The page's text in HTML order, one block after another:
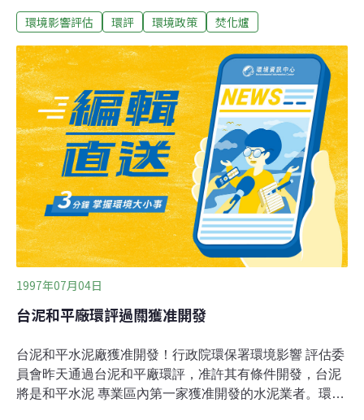
率的焚化爐。工業局及環保單位雖然鼓勵多成立焚化爐，
日處理容量超過100公噸的焚化爐，須提出環境影響評
估，使事業廢棄物處理廠籌設緩慢。8月中修正通過，容
量100公噸以上的焚化爐，改以審核實際設廠計劃後，再
決定是否須實施環估。未來，將工業廢棄物比照一般廢棄
物，在處理時也能獲得處理費用的補助，增加環保業投入
興建焚化爐的誘因。
環境影響評估 環評 環境政策 焚化爐
1997年07月04日
台泥和平廠環評過關獲准開發
台泥和平水泥廠獲准開發！行政院環保署環境影響 評估委
員會昨天通過台泥和平廠環評，准許其有條件開發，台泥
將是和平水泥 專業區內第一家獲准開發的水泥業者。環評